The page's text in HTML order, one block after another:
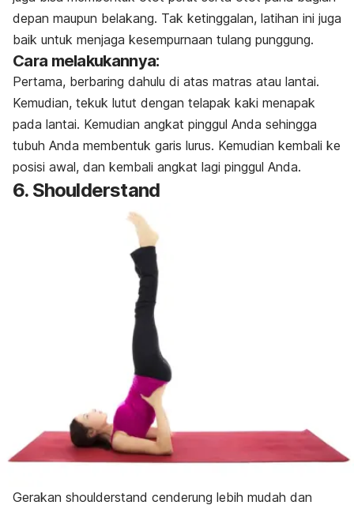
depan maupun belakang. Tak ketinggalan, latihan ini juga
baik untuk menjaga kesempurnaan tulang punggung.
Cara melakukannya:
Pertama, berbaring dahulu di atas matras atau lantai.
Kemudian, tekuk lutut dengan telapak kaki menapak
pada lantai. Kemudian angkat pinggul Anda sehingga
tubuh Anda membentuk garis lurus. Kemudian kembali ke
posisi awal, dan kembali angkat lagi pinggul Anda.
6. Shoulderstand
Gerakan shoulderstand cenderung lebih mudah dan